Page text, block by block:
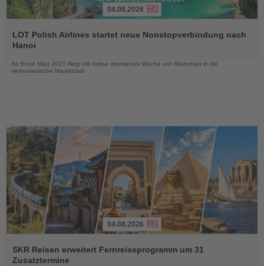
Sie
die
04.08.2026
LOT Polish Airlines startet neue Nonstopverbindung nach
Hanoi
Ab Ende März 2027 fliegt die Airline dreimal pro Woche von Warschau in die
vietnamesische Hauptstadt
Sie
die
04.08.2026
SKR Reisen erweitert Fernreiseprogramm um 31
Zusatztermine